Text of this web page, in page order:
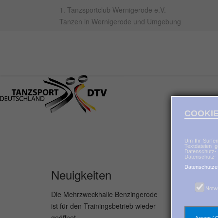
1. Tanzsportclub Wernigerode e.V.
Tanzen in Wernigerode und Umgebung
Neuigkeiten
Die Mehrzweckhalle Benzingerode
ist für den Trainingsbetrieb wieder
Um Ihr
Textdateien
Datenschutz-